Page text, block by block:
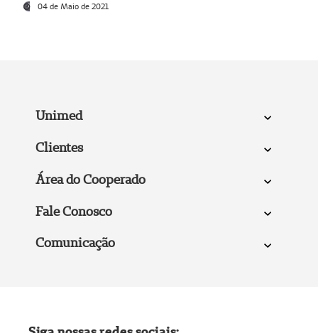
04 de Maio de 2021
Unimed
Clientes
Área do Cooperado
Fale Conosco
Comunicação